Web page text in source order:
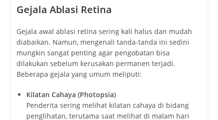
Gejala Ablasi Retina
Gejala awal ablasi retina sering kali halus dan mudah
diabaikan. Namun, mengenali tanda-tanda ini sedini
mungkin sangat penting agar pengobatan bisa
dilakukan sebelum kerusakan permanen terjadi.
Beberapa gejala yang umum meliputi:
Kilatan Cahaya (Photopsia)
Penderita sering melihat kilatan cahaya di bidang
penglihatan, terutama saat melihat di malam hari